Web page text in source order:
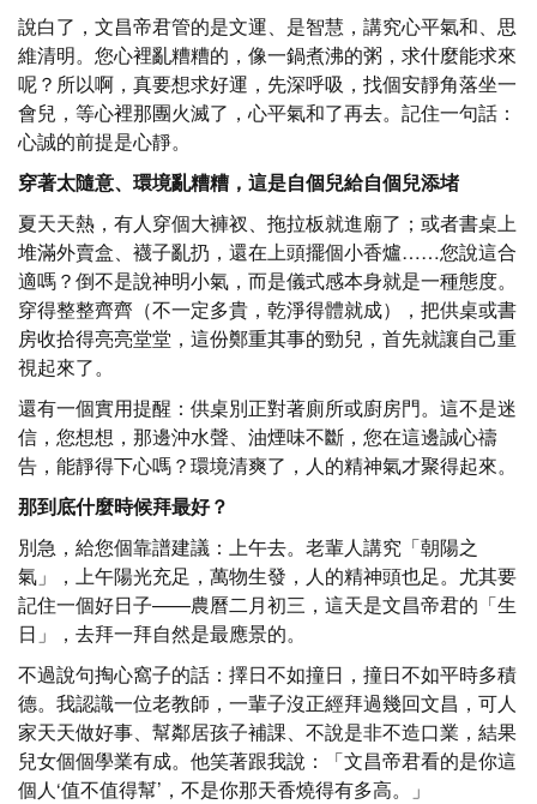
說白了，文昌帝君管的是文運、是智慧，講究心平氣和、思
維清明。您心裡亂糟糟的，像一鍋煮沸的粥，求什麼能求來
呢？所以啊，真要想求好運，先深呼吸，找個安靜角落坐一
會兒，等心裡那團火滅了，心平氣和了再去。記住一句話：
心誠的前提是心靜。
穿著太隨意、環境亂糟糟，這是自個兒給自個兒添堵
夏天天熱，有人穿個大褲衩、拖拉板就進廟了；或者書桌上
堆滿外賣盒、襪子亂扔，還在上頭擺個小香爐……您說這合
適嗎？倒不是說神明小氣，而是儀式感本身就是一種態度。
穿得整整齊齊（不一定多貴，乾淨得體就成），把供桌或書
房收拾得亮亮堂堂，這份鄭重其事的勁兒，首先就讓自己重
視起來了。
還有一個實用提醒：供桌別正對著廁所或廚房門。這不是迷
信，您想想，那邊沖水聲、油煙味不斷，您在這邊誠心禱
告，能靜得下心嗎？環境清爽了，人的精神氣才聚得起來。
那到底什麼時候拜最好？
別急，給您個靠譜建議：上午去。老輩人講究「朝陽之
氣」，上午陽光充足，萬物生發，人的精神頭也足。尤其要
記住一個好日子——農曆二月初三，這天是文昌帝君的「生
日」，去拜一拜自然是最應景的。
不過說句掏心窩子的話：擇日不如撞日，撞日不如平時多積
德。我認識一位老教師，一輩子沒正經拜過幾回文昌，可人
家天天做好事、幫鄰居孩子補課、不說是非不造口業，結果
兒女個個學業有成。他笑著跟我說：「文昌帝君看的是你這
個人‘值不值得幫’，不是你那天香燒得有多高。」